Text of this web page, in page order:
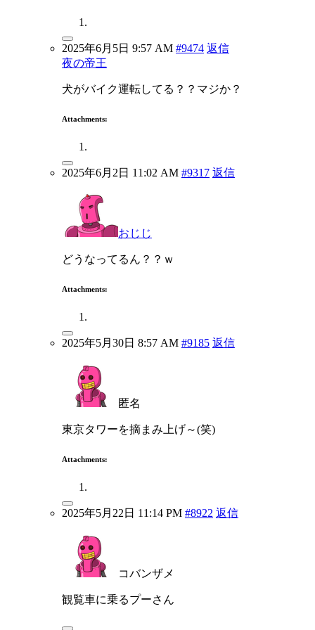
2025年6月5日 9:57 AM #9474 返信
夜の帝王
犬がバイク運転してる？？マジか？
Attachments:
2025年6月2日 11:02 AM #9317 返信
おじじ
どうなってるん？？ｗ
Attachments:
2025年5月30日 8:57 AM #9185 返信
匿名
東京タワーを摘まみ上げ～(笑)
Attachments:
2025年5月22日 11:14 PM #8922 返信
コバンザメ
観覧車に乗るプーさん